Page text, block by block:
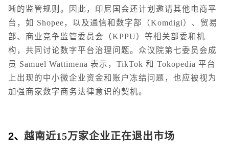
晰的监管规则。因此，印尼国会还计划邀请其他电商平
台，如 Shopee，以及通信和数字部（Komdigi）、贸易
部、商业竞争监管委员会（KPPU）等相关部委和机
构，共同讨论数字平台治理问题。众议院第七委员会成
员 Samuel Wattimena 表示，TikTok 和 Tokopedia 平台
上出现的中小微企业资金和账户冻结问题，也应被视为
加强商家数字商务法律意识的契机。
2、 越南近15万家企业正在退出市场